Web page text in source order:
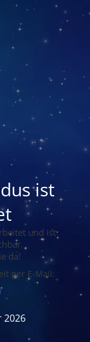
ist
und ist
da!
per E-Mail:
2026